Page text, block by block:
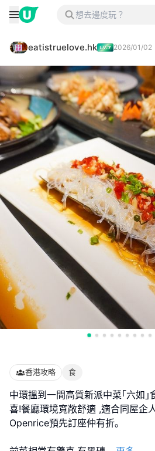
eatistruelove.hk 2026/01/02
香港攻略 食
中環搵到一間高質新派中菜｢六如
喜!餐廳環境寬敞舒適 ,適合同屋企
Openrice預先訂座仲有折｡